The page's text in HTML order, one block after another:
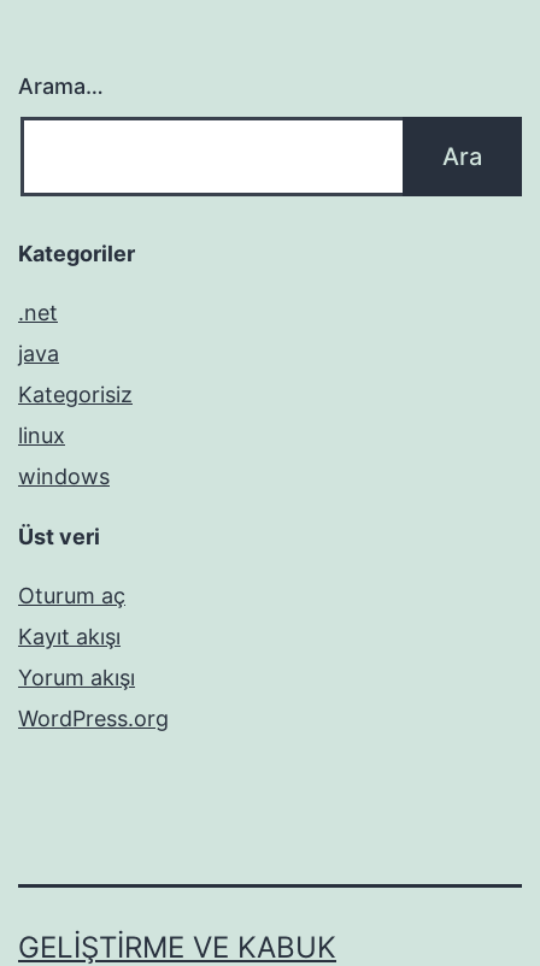
Arama…
Kategoriler
.net
java
Kategorisiz
linux
windows
Üst veri
Oturum aç
Kayıt akışı
Yorum akışı
WordPress.org
GELIŞTIRME VE KABUK